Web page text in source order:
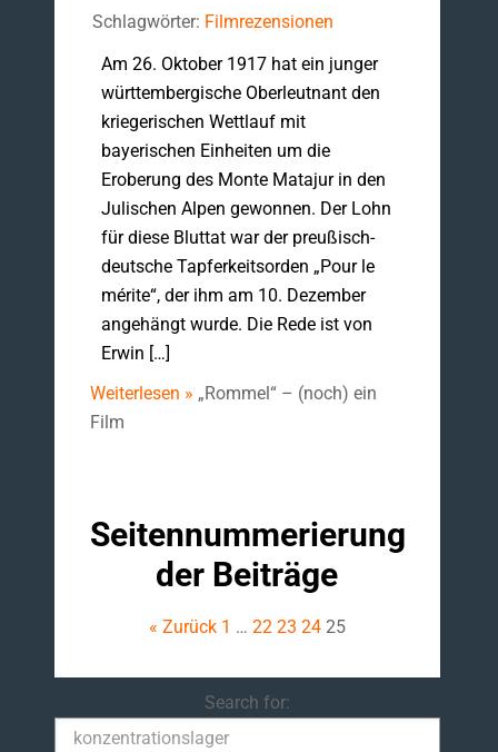
Schlagwörter: Filmrezensionen
Am 26. Oktober 1917 hat ein junger
württembergische Oberleutnant den
kriegerischen Wettlauf mit
bayerischen Einheiten um die
Eroberung des Monte Matajur in den
Julischen Alpen gewonnen. Der Lohn
für diese Bluttat war der preußisch-
deutsche Tapferkeitsorden „Pour le
mérite“, der ihm am 10. Dezember
angehängt wurde. Die Rede ist von
Erwin […]
Weiterlesen » „Rommel“ – (noch) ein
Film
Seitennummerierung
der Beiträge
« Zurück 1 … 22 23 24 25
Search for:Search